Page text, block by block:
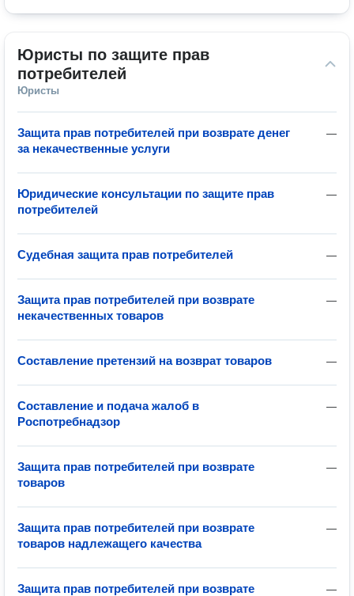
Юристы по защите прав
потребителей
Юристы
—
Защита прав потребителей при возврате денег
за некачественные услуги
—
Юридические консультации по защите прав
потребителей
—
Судебная защита прав потребителей
—
Защита прав потребителей при возврате
некачественных товаров
—
Составление претензий на возврат товаров
—
Составление и подача жалоб в
Роспотребнадзор
—
Защита прав потребителей при возврате
товаров
—
Защита прав потребителей при возврате
товаров надлежащего качества
—
Защита прав потребителей при возврате